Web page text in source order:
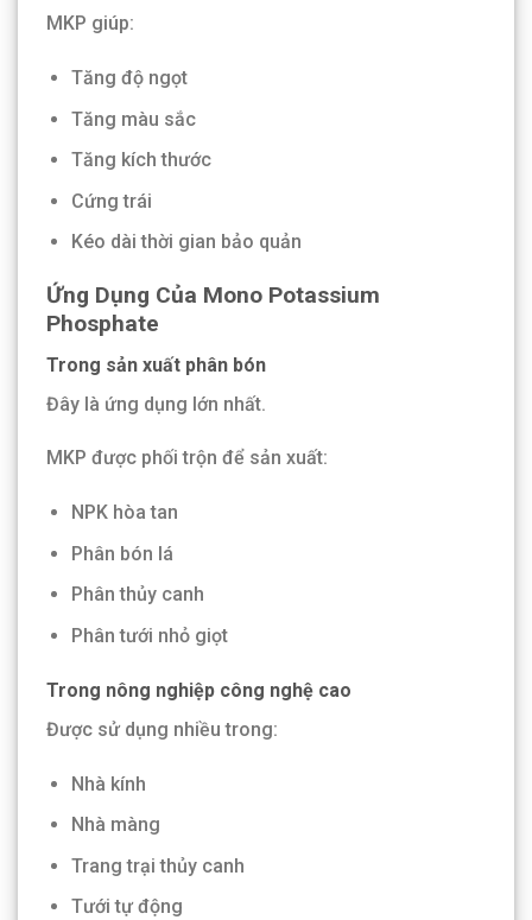
MKP giúp:
Tăng độ ngọt
Tăng màu sắc
Tăng kích thước
Cứng trái
Kéo dài thời gian bảo quản
Ứng Dụng Của Mono Potassium
Phosphate
Trong sản xuất phân bón
Đây là ứng dụng lớn nhất.
MKP được phối trộn để sản xuất:
NPK hòa tan
Phân bón lá
Phân thủy canh
Phân tưới nhỏ giọt
Trong nông nghiệp công nghệ cao
Được sử dụng nhiều trong:
Nhà kính
Nhà màng
Trang trại thủy canh
Tưới tự động